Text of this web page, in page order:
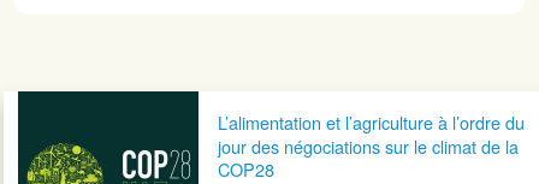
Navigation postaleL’alimentation et l’agriculture à l’ordre du
jour des négociations sur le climat de la
COP28